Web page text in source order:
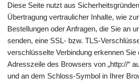
Diese Seite nutzt aus
Übertragung vertraulicher Inhalte, wie
Bestellungen oder Anfragen, die Sie an
senden, eine SSL- bzw. TLS-
verschlüsselte Verbindung erkennen Sie
Adresszeile des Browsers von „http://“
und an dem Schloss-Symbol in Ihrer